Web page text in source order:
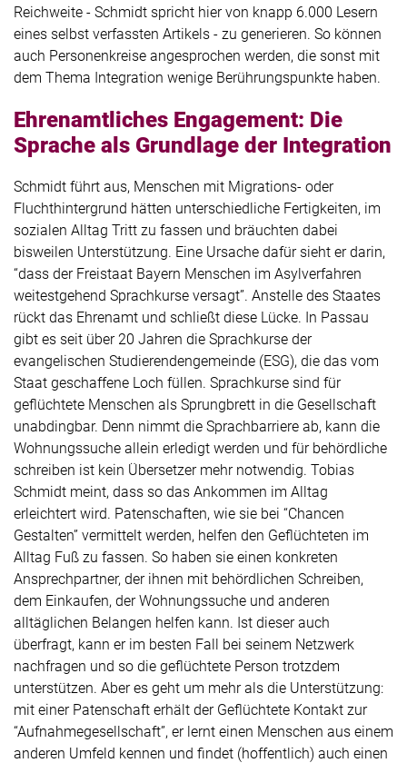
Reichweite - Schmidt spricht hier von knapp 6.000 Lesern
eines selbst verfassten Artikels - zu generieren. So können
auch Personenkreise angesprochen werden, die sonst mit
dem Thema Integration wenige Berührungspunkte haben.
Ehrenamtliches Engagement: Die
Sprache als Grundlage der Integration
Schmidt führt aus, Menschen mit Migrations- oder
Fluchthintergrund hätten unterschiedliche Fertigkeiten, im
sozialen Alltag Tritt zu fassen und bräuchten dabei
bisweilen Unterstützung. Eine Ursache dafür sieht er darin,
“dass der Freistaat Bayern Menschen im Asylverfahren
weitestgehend Sprachkurse versagt”. Anstelle des Staates
rückt das Ehrenamt und schließt diese Lücke. In Passau
gibt es seit über 20 Jahren die Sprachkurse der
evangelischen Studierendengemeinde (ESG), die das vom
Staat geschaffene Loch füllen. Sprachkurse sind für
geflüchtete Menschen als Sprungbrett in die Gesellschaft
unabdingbar. Denn nimmt die Sprachbarriere ab, kann die
Wohnungssuche allein erledigt werden und für behördliche
schreiben ist kein Übersetzer mehr notwendig. Tobias
Schmidt meint, dass so das Ankommen im Alltag
erleichtert wird. Patenschaften, wie sie bei “Chancen
Gestalten” vermittelt werden, helfen den Geflüchteten im
Alltag Fuß zu fassen. So haben sie einen konkreten
Ansprechpartner, der ihnen mit behördlichen Schreiben,
dem Einkaufen, der Wohnungssuche und anderen
alltäglichen Belangen helfen kann. Ist dieser auch
überfragt, kann er im besten Fall bei seinem Netzwerk
nachfragen und so die geflüchtete Person trotzdem
unterstützen. Aber es geht um mehr als die Unterstützung:
mit einer Patenschaft erhält der Geflüchtete Kontakt zur
“Aufnahmegesellschaft”, er lernt einen Menschen aus einem
anderen Umfeld kennen und findet (hoffentlich) auch einen